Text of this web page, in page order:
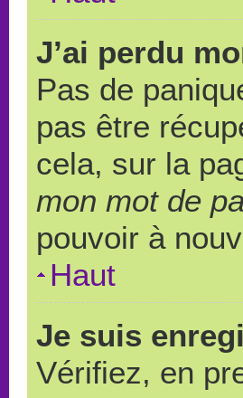
J’ai perdu
Pas de
pas être
cela, sur la
mon mot de
pouvoir à
Haut
Je suis
Vérifiez, en